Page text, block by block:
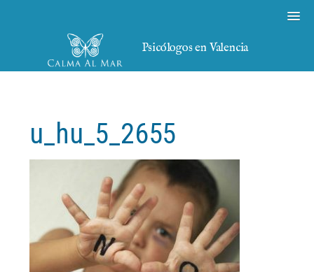
Psicólogos en Valencia
u_hu_5_2655